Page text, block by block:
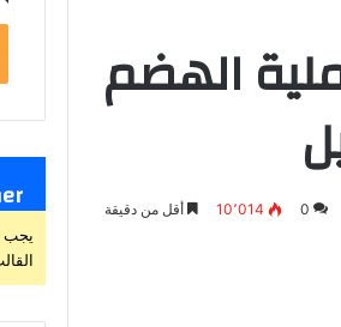
الهضم
0 10٬014 أقل من دقيقة